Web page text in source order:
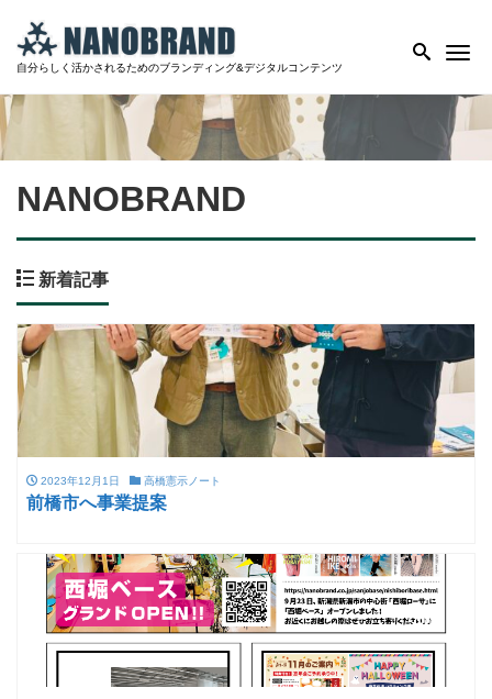
自分らしく活かされるためのブランディング&デジタルコンテンツ
NANOBRAND
新着記事
2023年12月1日 高橋憲示ノート
前橋市へ事業提案